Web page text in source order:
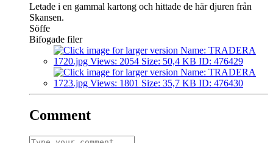
Letade i en gammal kartong och hittade de här djuren från
Skansen.
Söffe
Bifogade filer
Comment